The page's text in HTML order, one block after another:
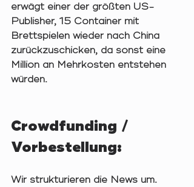
erwägt einer der größten US-
Publisher, 15 Container mit
Brettspielen wieder nach China
zurückzuschicken, da sonst eine
Million an Mehrkosten entstehen
würden.
Crowdfunding /
Vorbestellung:
Wir strukturieren die News um.